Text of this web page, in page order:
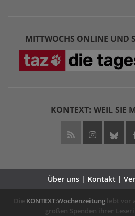
MITTWOCHS ONLINE UND
KONTEXT: WEIL SIE
Über uns | Kontakt |
Die KONTEXT:Wochenzeitunglebt vor
großen Spenden ihrer